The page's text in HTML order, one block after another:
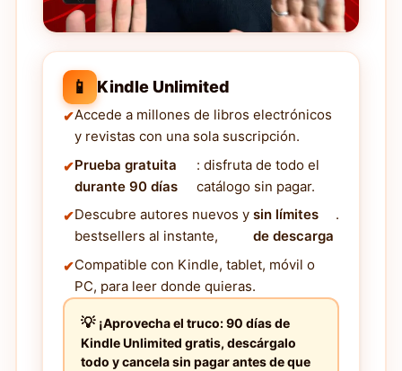
📱 Kindle Unlimited
Accede a millones de libros electrónicos
y revistas con una sola suscripción.
Prueba gratuita
durante 90 días
: disfruta de todo el
catálogo sin pagar.
Descubre autores nuevos y
bestsellers al instante,
sin límites
de descarga
.
Compatible con Kindle, tablet, móvil o
PC, para leer donde quieras.
¡Aprovecha el truco: 90 días de
Kindle Unlimited gratis, descárgalo
todo y cancela sin pagar antes de que